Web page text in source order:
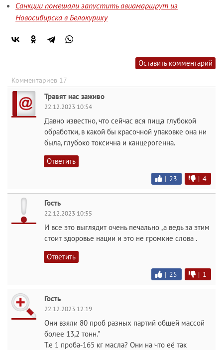
Санкции помешали запустить авиамаршрут из
Новосибирска в Белокуриху
Оставить комментарий
Комментариев 17
Травят нас заживо
22.12.2023 10:54
Давно известно, что сейчас вся пища глубокой
обработки, в какой бы красочной упаковке она ни
была, глубоко токсична и канцерогенна.
Ответить
| 23 | 4
Гость
22.12.2023 10:55
И все это выглядит очень печально ,а ведь за этим
стоит здоровье нации и это не громкие слова .
Ответить
| 25 | 1
Гость
22.12.2023 12:19
Они взяли 80 проб разных партий общей массой
более 13,2 тонн."
Т.е 1 проба-165 кг масла? Они на что её так